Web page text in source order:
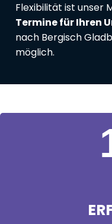
Flexibilität ist unser
Termine für Ihren
nach Bergisch
möglich.